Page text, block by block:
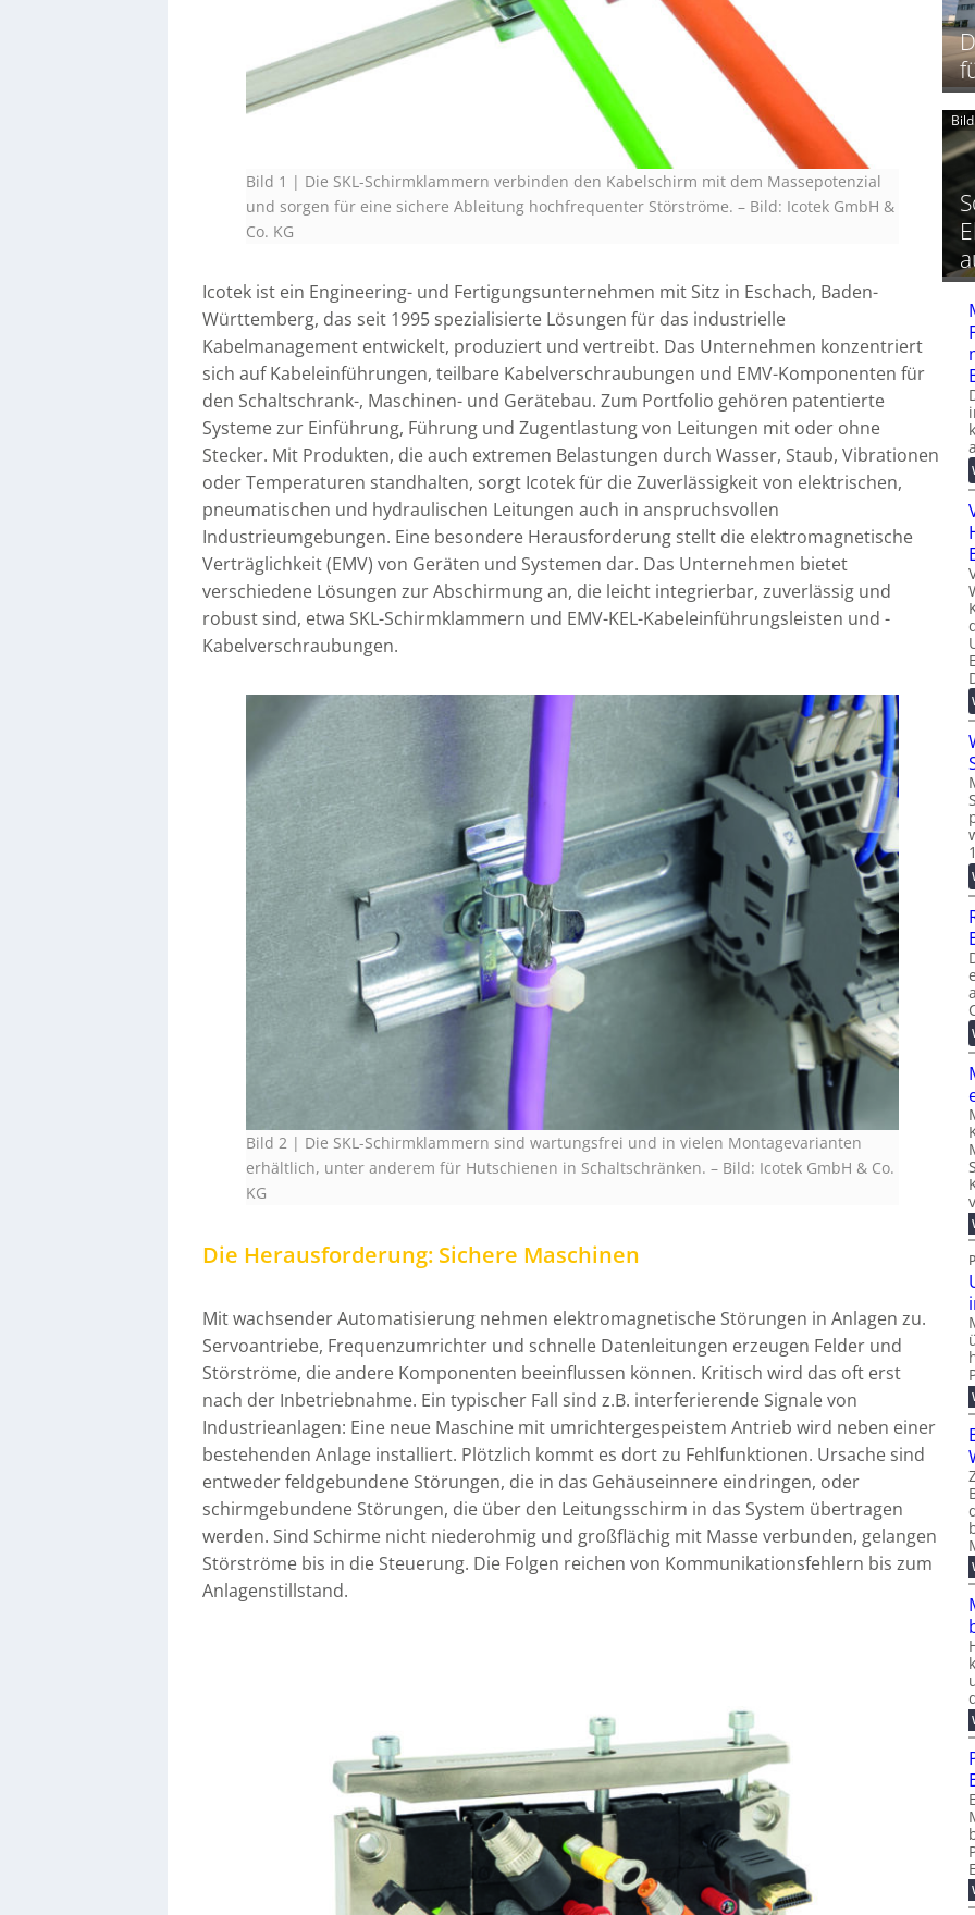
Bild 1 | Die SKL-Schirmklammern verbinden den Kabelschirm mit dem Massepotenzial
und sorgen für eine sichere Ableitung hochfrequenter Störströme. – Bild: Icotek GmbH &
Co. KG
Icotek ist ein Engineering- und Fertigungsunternehmen mit Sitz in Eschach, Baden-
Württemberg, das seit 1995 spezialisierte Lösungen für das industrielle
Kabelmanagement entwickelt, produziert und vertreibt. Das Unternehmen konzentriert
sich auf Kabeleinführungen, teilbare Kabelverschraubungen und EMV-Komponenten für
den Schaltschrank-, Maschinen- und Gerätebau. Zum Portfolio gehören patentierte
Systeme zur Einführung, Führung und Zugentlastung von Leitungen mit oder ohne
Stecker. Mit Produkten, die auch extremen Belastungen durch Wasser, Staub, Vibrationen
oder Temperaturen standhalten, sorgt Icotek für die Zuverlässigkeit von elektrischen,
pneumatischen und hydraulischen Leitungen auch in anspruchsvollen
Industrieumgebungen. Eine besondere Herausforderung stellt die elektromagnetische
Verträglichkeit (EMV) von Geräten und Systemen dar. Das Unternehmen bietet
verschiedene Lösungen zur Abschirmung an, die leicht integrierbar, zuverlässig und
robust sind, etwa SKL-Schirmklammern und EMV-KEL-Kabeleinführungsleisten und -
Kabelverschraubungen.
Bild 2 | Die SKL-Schirmklammern sind wartungsfrei und in vielen Montagevarianten
erhältlich, unter anderem für Hutschienen in Schaltschränken. – Bild: Icotek GmbH & Co.
KG
Die Herausforderung: Sichere Maschinen
Mit wachsender Automatisierung nehmen elektromagnetische Störungen in Anlagen zu.
Servoantriebe, Frequenzumrichter und schnelle Datenleitungen erzeugen Felder und
Störströme, die andere Komponenten beeinflussen können. Kritisch wird das oft erst
nach der Inbetriebnahme. Ein typischer Fall sind z.B. interferierende Signale von
Industrieanlagen: Eine neue Maschine mit umrichtergespeistem Antrieb wird neben einer
bestehenden Anlage installiert. Plötzlich kommt es dort zu Fehlfunktionen. Ursache sind
entweder feldgebundene Störungen, die in das Gehäuseinnere eindringen, oder
schirmgebundene Störungen, die über den Leitungsschirm in das System übertragen
werden. Sind Schirme nicht niederohmig und großflächig mit Masse verbunden, gelangen
Störströme bis in die Steuerung. Die Folgen reichen von Kommunikationsfehlern bis zum
Anlagenstillstand.